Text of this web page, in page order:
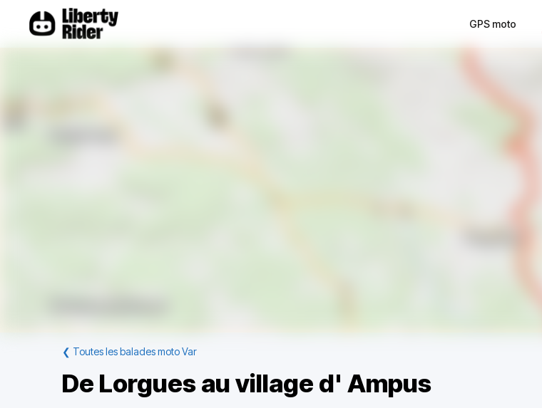
GPS moto
❮ Toutes les balades moto Var
De Lorgues au village d' Ampus